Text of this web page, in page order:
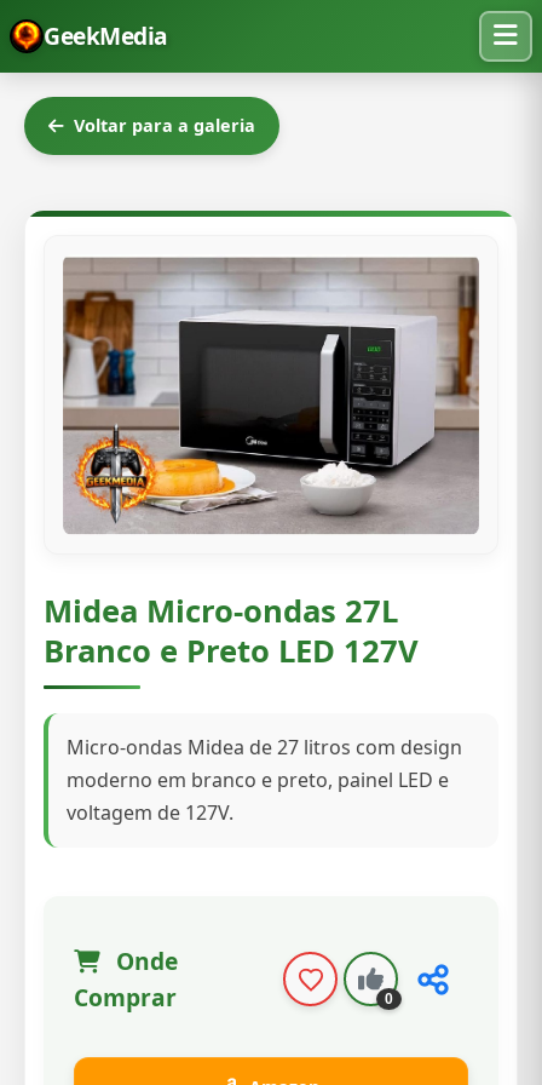
GeekMedia
Voltar para a galeria
Midea Micro-ondas 27L
Branco e Preto LED 127V
Micro-ondas Midea de 27 litros com design
moderno em branco e preto, painel LED e
voltagem de 127V.
Onde
Comprar
0